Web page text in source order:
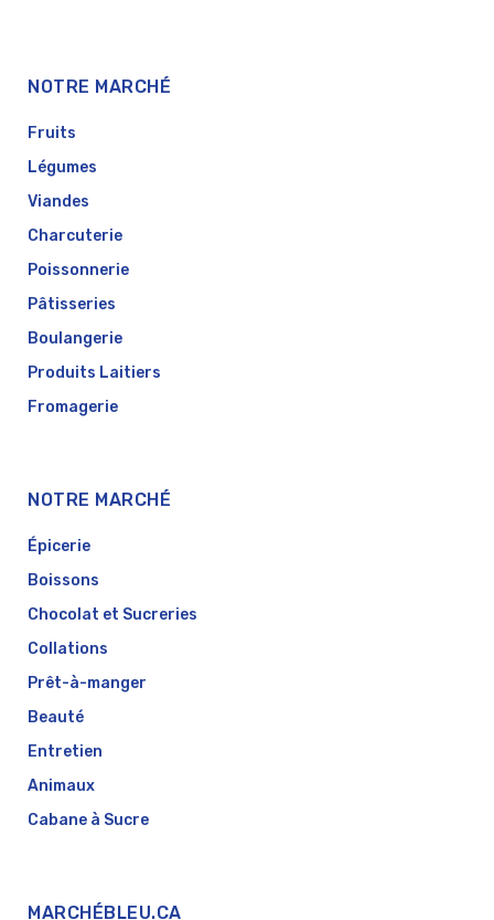
NOTRE MARCHÉ
Fruits
Légumes
Viandes
Charcuterie
Poissonnerie
Pâtisseries
Boulangerie
Produits Laitiers
Fromagerie
NOTRE MARCHÉ
Épicerie
Boissons
Chocolat et Sucreries
Collations
Prêt-à-manger
Beauté
Entretien
Animaux
Cabane à Sucre
MARCHÉBLEU.CA